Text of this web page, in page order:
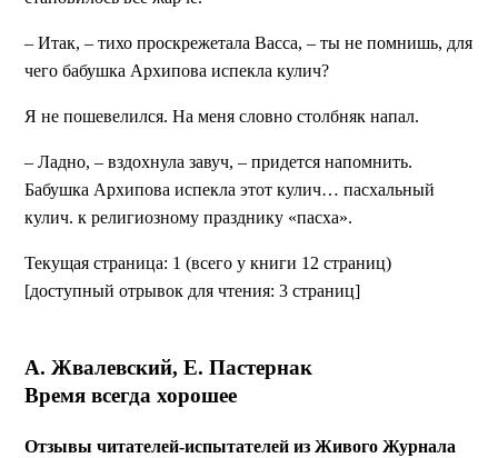
– Итак, – тихо проскрежетала Васса, – ты не помнишь, для
чего бабушка Архипова испекла кулич?
Я не пошевелился. На меня словно столбняк напал.
– Ладно, – вздохнула завуч, – придется напомнить.
Бабушка Архипова испекла этот кулич… пасхальный
кулич. к религиозному празднику «пасха».
Текущая страница: 1 (всего у книги 12 страниц)
[доступный отрывок для чтения: 3 страниц]
А. Жвалевский, Е. Пастернак
Время всегда хорошее
Отзывы читателей-испытателей из Живого Журнала